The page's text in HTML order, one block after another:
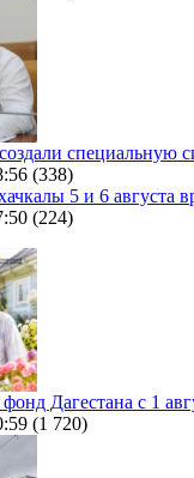
специальную
(338)
5 и 6 августа
(224)
Дагестана с 1
(1 720)